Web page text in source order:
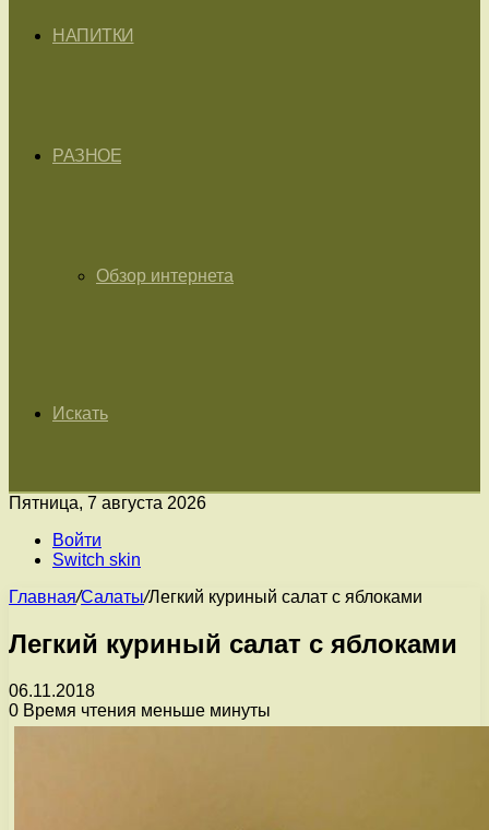
НАПИТКИ
РАЗНОЕ
Обзор интернета
Искать
Пятница, 7 августа 2026
Войти
Switch skin
Главная/Салаты/Легкий куриный салат с яблоками
Легкий куриный салат с яблоками
06.11.2018
0 Время чтения меньше минуты